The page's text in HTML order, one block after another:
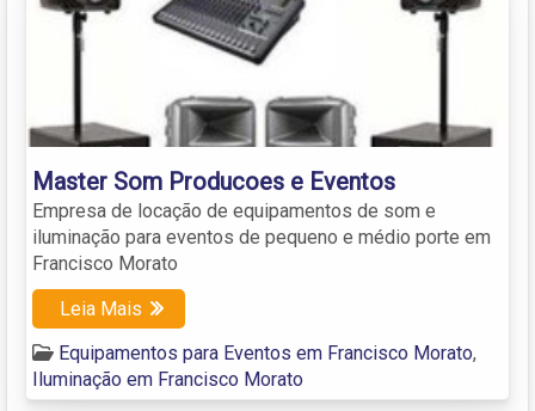
Master Som Producoes e Eventos
Empresa de locação de equipamentos de som e
iluminação para eventos de pequeno e médio porte em
Francisco Morato
Leia Mais
Equipamentos para Eventos em Francisco Morato,
Iluminação em Francisco Morato